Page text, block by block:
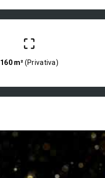
160 m²(Privativa)